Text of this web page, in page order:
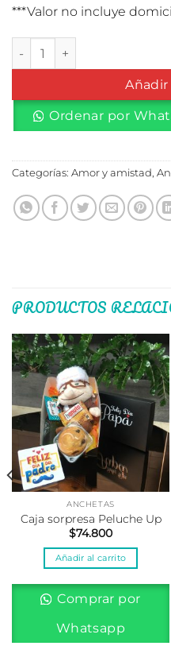
***Valor no incluye
Ancheta Love cantidad
Ordenar por
Categorías: Amor y amistad
PRODUCTOS
ANCHETAS
Caja sorpresa Peluche Up
$74.800
Añadir al carrito
Comprar por
Whatsapp